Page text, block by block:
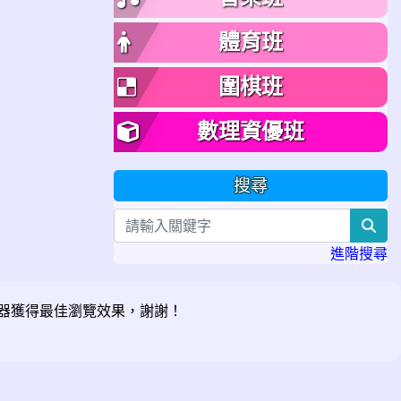
體育班
圍棋班
數理資優班
搜尋
進階搜尋
獲得最佳瀏覽效果，謝謝！